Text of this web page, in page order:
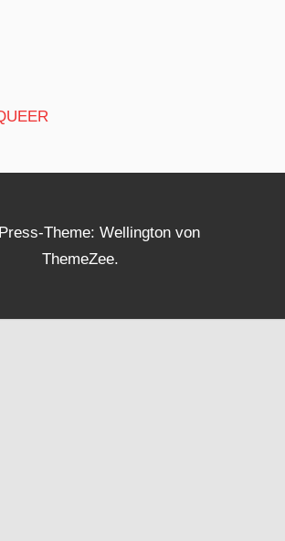
Theme: Wellington von
ThemeZee.